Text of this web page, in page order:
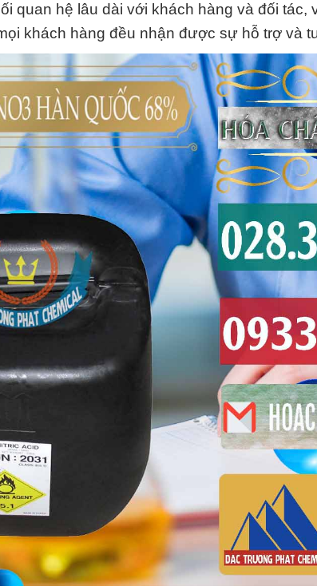
quan hệ lâu dài với khách hàng và đối tác,
khách hàng đều nhận được sự hỗ trợ và